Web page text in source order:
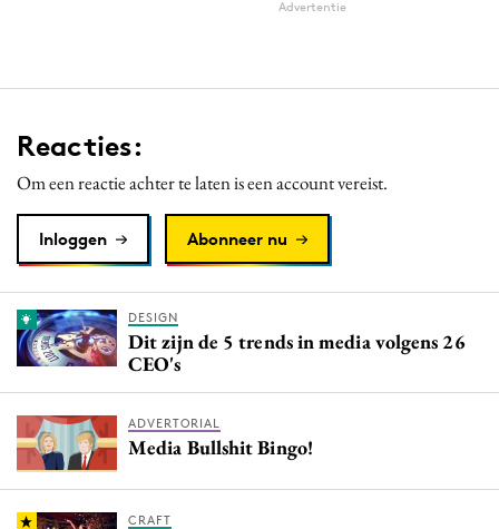
Advertentie
Reacties:
Om een reactie achter te laten is een account vereist.
Inloggen Abonneer nu
DESIGN
Dit zijn de 5 trends in media volgens 26
CEO's
ADVERTORIAL
Media Bullshit Bingo!
CRAFT